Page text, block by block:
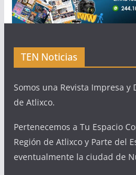
TEN Noticias
Somos una Revista Impresa
de Atlixco.
Pertenecemos a Tu Espacio
Región de Atlixco y Parte del
eventualmente la ciudad de